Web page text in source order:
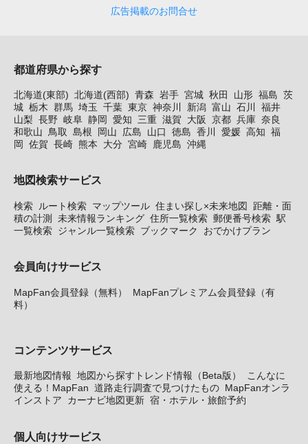
広告掲載のお問合せ
都道府県から探す
北海道(東部) 北海道(西部) 青森 岩手 宮城 秋田 山形 福島 茨
城 栃木 群馬 埼玉 千葉 東京 神奈川 新潟 富山 石川
福井
山梨 長野 岐阜 静岡 愛知 三重 滋賀 大阪 京都 兵庫 奈良
和歌山
鳥取 島根 岡山 広島 山口 徳島 香川 愛媛 高知 福
岡
佐賀 長崎 熊本 大分 宮崎 鹿児島 沖縄
地図検索サービス
検索 ルート検索 マップツール 住まい探し×未来地図
距離・面
積の計測
未来情報ランキング 住所一覧検索 郵便番号検索 駅
一覧検索 ジャンル一覧検索 ブックマーク おでかけプラン
会員向けサービス
MapFan会員登録（無料）
MapFanプレミアム会員登録（有
料）
コンテンツサービス
最新地図情報 地図から探すトレンド情報（Beta版）
こんなに
使える！MapFan 道路走行調査で見つけたもの MapFanオンラ
インストア
カーナビ地図更新 宿・ホテル・旅館予約
個人向けサービス